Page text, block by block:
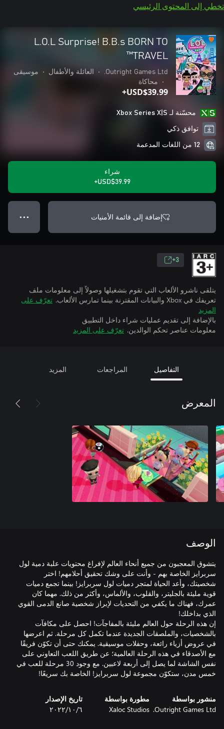
تخطي إلى المحتوى الرئيسي
L.O.L Surprise! B.B.s BORN TO
TRAVEL™
Outright Games Ltd.
• العائلة والأطفال •
موسيقى
•
محاكاة
USD$39.99+
محسّنة لـ Xbox Series X|S
توافق ذكي
12 من اللغات المدعمة
شراء
USD$39.99+
إضافة إلى قائمة الأمنيات ● ● ●
3+
يتلقى ناشرو الألعاب التي تقوم بتشغيلها وصولاً إلى معلومات ملف
تعريفك في Xbox والبيانات المقترنة بينما تمارس الألعاب.
تعرّف على
المزيد
بالإضافة إلى تقديم عمليات شراء داخل التطبيق
معلومات عناصر تحكم الوالدين. تعرّف على المزيد
التفاصيل المراجعات المزيد
المعرض
الوصف
يتشوق المعجبون من جميع أنحاء العالم لإفراغ محتويات علبة دمية لول
سربرايز الخاصة بهم - وأنت على وشك تحقيق أحلامهم! اختر
شخصيتك، وأعد الحياة لمتجر دميات لول سربرايز! بينما تجمع دميات
قوية مليئة بالجليتر، والقلوب، والألماس، وأكثر من ذلك. مهما كان
عمرك، فهناك ما يكفي من التحديات لإبراز شخصية صانع الدمى القوي
إن هذه الرحلة حول العالم مليئة بالمفاجآت! احصل على مكافآت
بالشخصيات، والملصقات الجديدة عندما تكمل كل مرحلة. ثم اعرضها
في عروض أزياء رائعة، وحفلات موسيقية. يمكنك حتى أن تكوّن فريقًا
مع الأصدقاء في هذه الرحلة العالمية؛ عن طريق اللعب التعاوني على
نفس الشاشة لما يصل إلى أربعة لاعبين. مع وجود 30 مرحلة للعب في
خمس مدن، ستكوّن مجموعة لول سربرايز! الخاصة بك سريعًا!
منشور بواسطة
Outright Games Ltd.
مطورة بواسطة
Xaloc Studios
تاريخ الإصدار
٦‏/١٠‏/٢٠٢٢